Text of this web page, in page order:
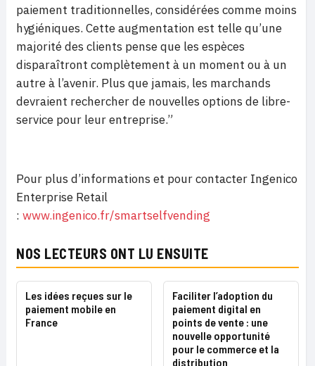
paiement traditionnelles, considérées comme moins
hygiéniques. Cette augmentation est telle qu’une
majorité des clients pense que les espèces
disparaîtront complètement à un moment ou à un
autre à l’avenir. Plus que jamais, les marchands
devraient rechercher de nouvelles options de libre-
service pour leur entreprise.”
Pour plus d’informations et pour contacter Ingenico
Enterprise Retail
: www.ingenico.fr/smartselfvending
NOS LECTEURS ONT LU ENSUITE
Les idées reçues sur le
paiement mobile en
France
Faciliter l’adoption du
paiement digital en
points de vente : une
nouvelle opportunité
pour le commerce et la
distribution